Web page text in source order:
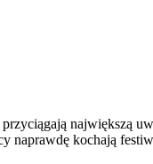
naprawdę kochają